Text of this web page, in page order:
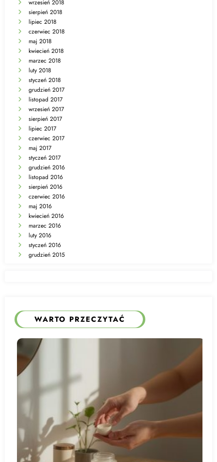
wrzesień 2018
sierpień 2018
lipiec 2018
czerwiec 2018
maj 2018
kwiecień 2018
marzec 2018
luty 2018
styczeń 2018
grudzień 2017
listopad 2017
wrzesień 2017
sierpień 2017
lipiec 2017
czerwiec 2017
maj 2017
styczeń 2017
grudzień 2016
listopad 2016
sierpień 2016
czerwiec 2016
maj 2016
kwiecień 2016
marzec 2016
luty 2016
styczeń 2016
grudzień 2015
WARTO PRZECZYTAĆ